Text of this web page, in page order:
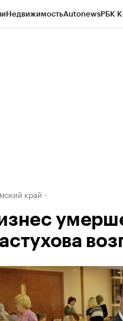
НедвижимостьAutonewsРБК
край